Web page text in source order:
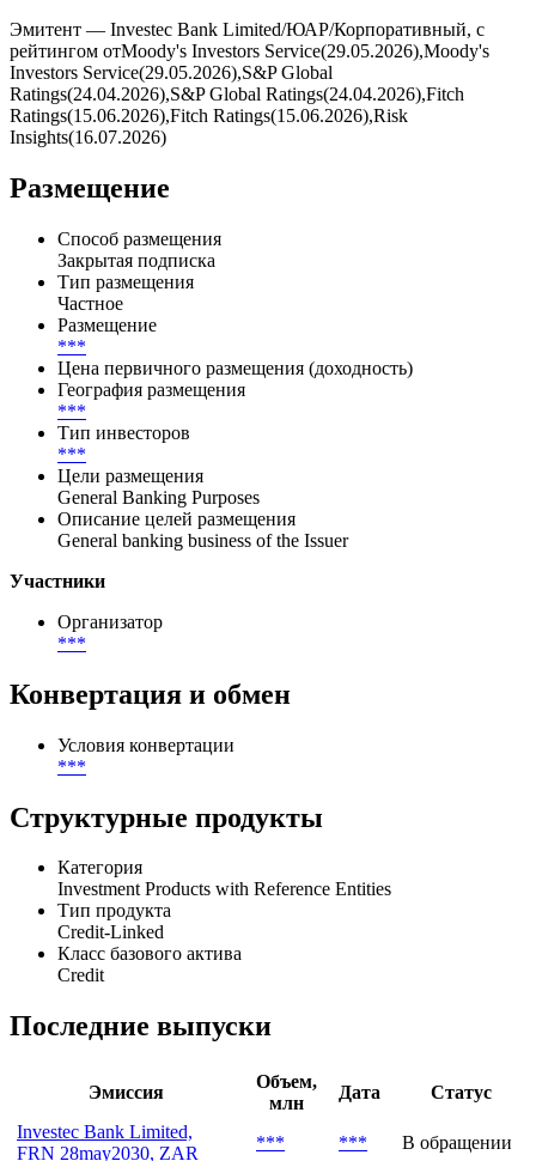
Эмитент — Investec Bank Limited/ЮАР/Корпоративный, с
рейтингом отMoody's Investors Service(29.05.2026),Moody's
Investors Service(29.05.2026),S&P Global
Ratings(24.04.2026),S&P Global Ratings(24.04.2026),Fitch
Ratings(15.06.2026),Fitch Ratings(15.06.2026),Risk
Insights(16.07.2026)
Размещение
Способ размещения
Закрытая подписка
Тип размещения
Частное
Размещение
***
Цена первичного размещения (доходность)
География размещения
***
Тип инвесторов
***
Цели размещения
General Banking Purposes
Описание целей размещения
General banking business of the Issuer
Участники
Организатор
***
Конвертация и обмен
Условия конвертации
***
Структурные продукты
Категория
Investment Products with Reference Entities
Тип продукта
Credit-Linked
Класс базового актива
Credit
Последние выпуски
Эмиссия
Объем,
млн
Дата
Статус
Investec Bank Limited,
FRN 28may2030, ZAR
*** *** В обращении